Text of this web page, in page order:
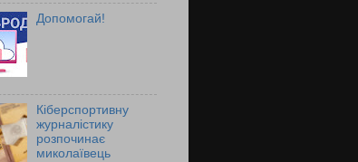
Допомогай!
Кіберспортивну
журналістику
розпочинає
миколаївець